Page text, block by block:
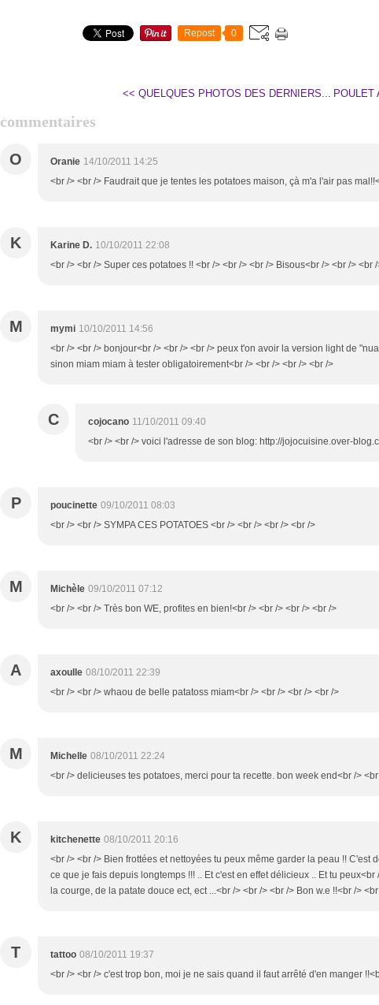
Repost 0
<< QUELQUES PHOTOS DES DERNIERS... POULET
commentaires
O Oranie 14/10/2011 14:25
<br /> <br /> Faudrait que je tentes les potatoes maison, çà m'a l'air pas
K Karine D. 10/10/2011 22:08
<br /> <br /> Super ces potatoes !! <br /> <br /> <br /> Bisous<br /> <br /> <br
M mymi 10/10/2011 14:56
<br /> <br /> bonjour<br /> <br /> <br /> peux t'on avoir la version light de
sinon miam miam à tester obligatoirement<br /> <br /> <br /> <br />
C cojocano 11/10/2011 09:40
<br /> <br /> voici l'adresse de son blog: http://jojocuisine.over-
P poucinette 09/10/2011 08:03
<br /> <br /> SYMPA CES POTATOES <br /> <br /> <br /> <br />
M Michèle 09/10/2011 07:12
<br /> <br /> Très bon WE, profites en bien!<br /> <br /> <br /> <br />
A axoulle 08/10/2011 22:39
<br /> <br /> whaou de belle patatoss miam<br /> <br /> <br /> <br />
M Michelle 08/10/2011 22:24
<br /> delicieuses tes potatoes, merci pour ta recette. bon week end<br />
K kitchenette 08/10/2011 20:16
<br /> <br /> Bien frottées et nettoyées tu peux même garder la peau !! C'est
ce que je fais depuis longtemps !!! .. Et c'est en effet délicieux .. Et tu
la courge, de la patate douce ect, ect ...<br /> <br /> <br /> Bon w.e !!<br />
T tattoo 08/10/2011 19:37
<br /> <br /> c'est trop bon, moi je ne sais quand il faut arrêté d'en manger